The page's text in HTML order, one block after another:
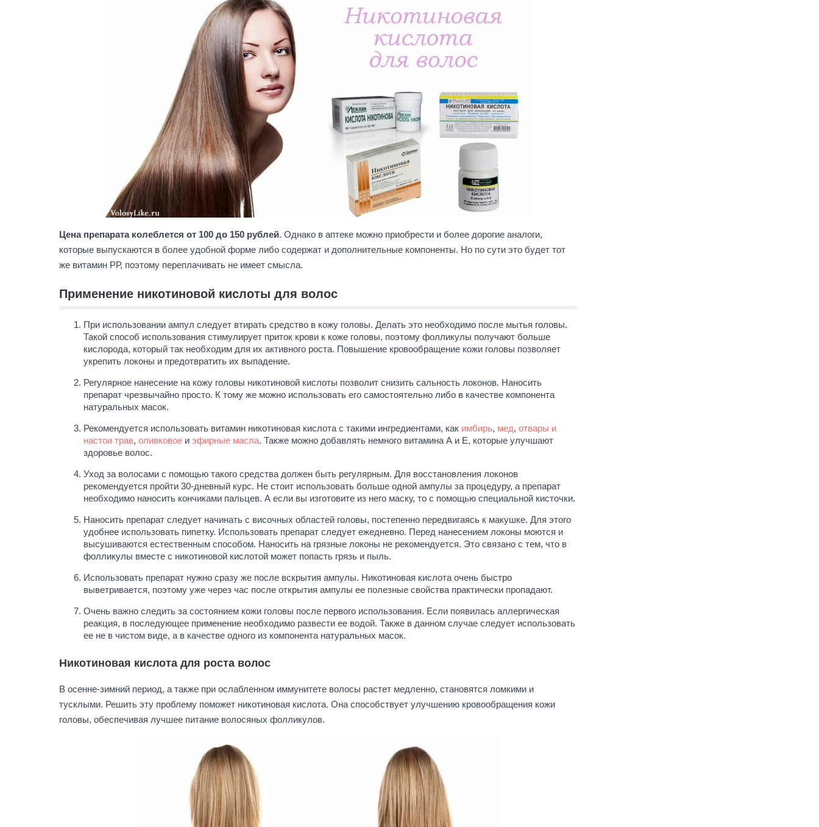
Цена препарата колеблется от 100 до 150 рублей. Однако в аптеке можно приобрести и более дорогие аналоги,
которые выпускаются в более удобной форме либо содержат и дополнительные компоненты. Но по сути это будет тот
же витамин РР, поэтому переплачивать не имеет смысла.
Применение никотиновой кислоты для волос
При использовании ампул следует втирать средство в кожу головы. Делать это необходимо после мытья головы.
Такой способ использования стимулирует приток крови к коже головы, поэтому фолликулы получают больше
кислорода, который так необходим для их активного роста. Повышение кровообращение кожи головы позволяет
укрепить локоны и предотвратить их выпадение.
Регулярное нанесение на кожу головы никотиновой кислоты позволит снизить сальность локонов. Наносить
препарат чрезвычайно просто. К тому же можно использовать его самостоятельно либо в качестве компонента
натуральных масок.
Рекомендуется использовать витамин никотиновая кислота с такими ингредиентами, как имбирь, мед, отвары и
настои трав, оливковое и эфирные масла. Также можно добавлять немного витамина А и Е, которые улучшают
здоровье волос.
Уход за волосами с помощью такого средства должен быть регулярным. Для восстановления локонов
рекомендуется пройти 30-дневный курс. Не стоит использовать больше одной ампулы за процедуру, а препарат
необходимо наносить кончиками пальцев. А если вы изготовите из него маску, то с помощью специальной кисточки.
Наносить препарат следует начинать с височных областей головы, постепенно передвигаясь к макушке. Для этого
удобнее использовать пипетку. Использовать препарат следует ежедневно. Перед нанесением локоны моются и
высушиваются естественным способом. Наносить на грязные локоны не рекомендуется. Это связано с тем, что в
фолликулы вместе с никотиновой кислотой может попасть грязь и пыль.
Использовать препарат нужно сразу же после вскрытия ампулы. Никотиновая кислота очень быстро
выветривается, поэтому уже через час после открытия ампулы ее полезные свойства практически пропадают.
Очень важно следить за состоянием кожи головы после первого использования. Если появилась аллергическая
реакция, в последующее применение необходимо развести ее водой. Также в данном случае следует использовать
ее не в чистом виде, а в качестве одного из компонента натуральных масок.
Никотиновая кислота для роста волос
В осенне-зимний период, а также при ослабленном иммунитете волосы растет медленно, становятся ломкими и
тусклыми. Решить эту проблему поможет никотиновая кислота. Она способствует улучшению кровообращения кожи
головы, обеспечивая лучшее питание волосяных фолликулов.